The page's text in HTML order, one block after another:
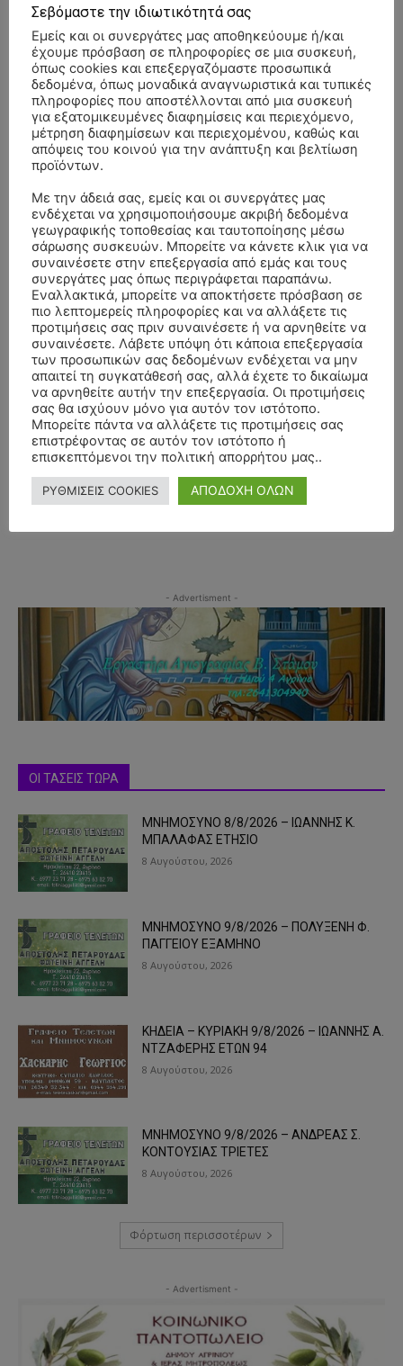
- Advertisment -
- Advertisment -
ΟΙ ΤΑΣΕΙΣ ΤΩΡΑ
ΜΝΗΜΟΣΥΝΟ 8/8/2026 – ΙΩΑΝΝΗΣ Κ.
ΜΠΑΛΑΦΑΣ ΕΤΗΣΙΟ
8 Αυγούστου, 2026
ΜΝΗΜΟΣΥΝΟ 9/8/2026 – ΠΟΛΥΞΕΝΗ Φ.
ΠΑΓΓΕΙΟΥ ΕΞΑΜΗΝΟ
8 Αυγούστου, 2026
ΚΗΔΕΙΑ – ΚΥΡΙΑΚΗ 9/8/2026 – ΙΩΑΝΝΗΣ Α.
ΝΤΖΑΦΕΡΗΣ ΕΤΩΝ 94
8 Αυγούστου, 2026
ΜΝΗΜΟΣΥΝΟ 9/8/2026 – ΑΝΔΡΕΑΣ Σ.
ΚΟΝΤΟΥΣΙΑΣ ΤΡΙΕΤΕΣ
8 Αυγούστου, 2026
Φόρτωση περισσοτέρων
- Advertisment -
Σεβόμαστε την ιδιωτικότητά σας
Εμείς και οι συνεργάτες μας αποθηκεύουμε ή/και
έχουμε πρόσβαση σε πληροφορίες σε μια συσκευή,
όπως cookies και επεξεργαζόμαστε προσωπικά
δεδομένα, όπως μοναδικά αναγνωριστικά και τυπικές
πληροφορίες που αποστέλλονται από μια συσκευή
για εξατομικευμένες διαφημίσεις και περιεχόμενο,
μέτρηση διαφημίσεων και περιεχομένου, καθώς και
απόψεις του κοινού για την ανάπτυξη και βελτίωση
προϊόντων.
Με την άδειά σας, εμείς και οι συνεργάτες μας
ενδέχεται να χρησιμοποιήσουμε ακριβή δεδομένα
γεωγραφικής τοποθεσίας και ταυτοποίησης μέσω
σάρωσης συσκευών. Μπορείτε να κάνετε κλικ για να
συναινέσετε στην επεξεργασία από εμάς και τους
συνεργάτες μας όπως περιγράφεται παραπάνω.
Εναλλακτικά, μπορείτε να αποκτήσετε πρόσβαση σε
πιο λεπτομερείς πληροφορίες και να αλλάξετε τις
προτιμήσεις σας πριν συναινέσετε ή να αρνηθείτε να
συναινέσετε. Λάβετε υπόψη ότι κάποια επεξεργασία
των προσωπικών σας δεδομένων ενδέχεται να μην
απαιτεί τη συγκατάθεσή σας, αλλά έχετε το δικαίωμα
να αρνηθείτε αυτήν την επεξεργασία. Οι προτιμήσεις
σας θα ισχύουν μόνο για αυτόν τον ιστότοπο.
Μπορείτε πάντα να αλλάξετε τις προτιμήσεις σας
επιστρέφοντας σε αυτόν τον ιστότοπο ή
επισκεπτόμενοι την πολιτική απορρήτου μας..
ΡΥΘΜΙΣΕΙΣ COOKIES ΑΠΟΔΟΧΗ ΟΛΩΝ